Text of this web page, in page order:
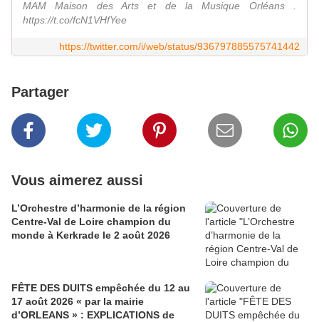
MAM Maison des Arts et de la Musique Orléans .
https://t.co/fcN1VHfYee
https://twitter.com/i/web/status/936797885575741442
Partager
Vous aimerez aussi
L’Orchestre d’harmonie de la région
Centre-Val de Loire champion du
monde à Kerkrade le 2 août 2026
FÊTE DES DUITS empêchée du 12 au
17 août 2026 « par la mairie
d’ORLEANS » : EXPLICATIONS de